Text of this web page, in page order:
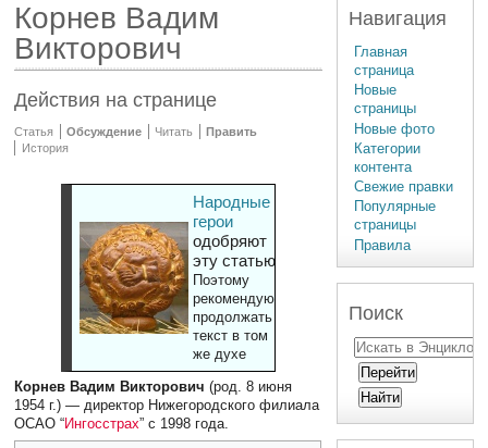
Корнев Вадим
Викторович
Действия на странице
Статья Обсуждение Читать
Править
История
Народные
герои
одобряют
эту статью
Поэтому
рекомендуют
продолжать
текст в том
же духе
Корнев Вадим Викторович (род. 8 июня
1954 г.) — директор Нижегородского филиала
ОСАО “Ингосстрах” с 1998 года.
Навигация
Главная
страница
Новые
страницы
Новые фото
Категории
контента
Свежие правки
Популярные
страницы
Правила
Поиск